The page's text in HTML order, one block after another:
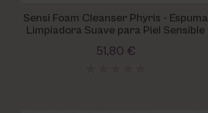
Sensi Foam Cleanser Phyris - Espuma
Limpiadora Suave para Piel Sensible
51,80 €